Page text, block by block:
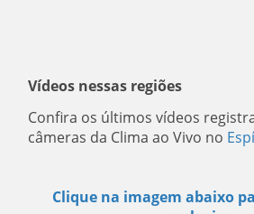
Vídeos nessas regiões
Confira os últimos vídeos
câmeras da Clima ao Vivo no
Clique na imagem abaixo